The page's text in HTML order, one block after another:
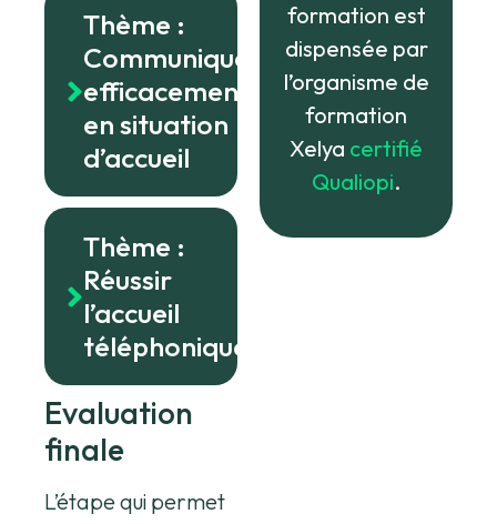
Thème :
Communiquer
efficacement
en situation
d’accueil
Thème :
Réussir
l’accueil
téléphonique
Evaluation
finale
L’étape qui permet
formation est
dispensée par
l’organisme de
formation
Xelya certifié
Qualiopi.